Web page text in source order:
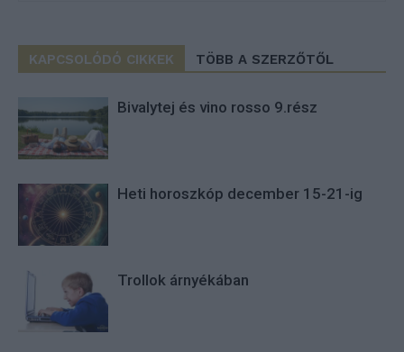
KAPCSOLÓDÓ CIKKEK TÖBB A SZERZŐTŐL
Bivalytej és vino rosso 9.rész
Heti horoszkóp december 15-21-ig
Trollok árnyékában